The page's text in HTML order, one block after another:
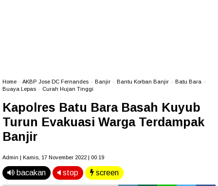
Home AKBP Jose DC Fernandes Banjir Bantu Korban Banjir Batu Bara
Buaya Lepas
Curah Hujan Tinggi
Kapolres Batu Bara Basah Kuyub
Turun Evakuasi Warga Terdampak
Banjir
Admin | Kamis, 17 November 2022 | 00.19
bacakan stop screen